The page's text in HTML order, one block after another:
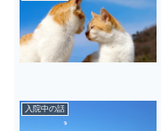
入院中の話